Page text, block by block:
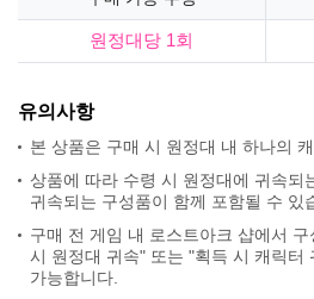
원정대당 1회
유의사항
본 상품은 구매 시 원정대 내 하나의
상품에 따라 수령 시 원정대에 귀속되
귀속되는 구성품이 함께 포함될 수 있
구매 전 게임 내 로스트아크 샵에서
시 원정대 귀속" 또는 "획득 시 캐릭터
가능합니다.